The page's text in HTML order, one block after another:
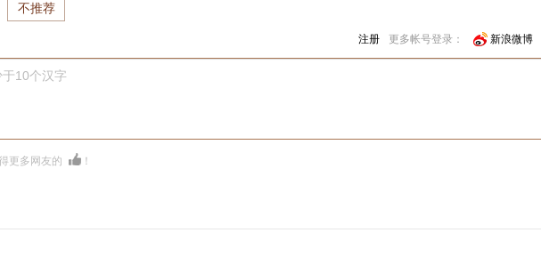
不推荐
注册 更多帐号登录： 新浪微博
10个汉字
更多网友的 ！